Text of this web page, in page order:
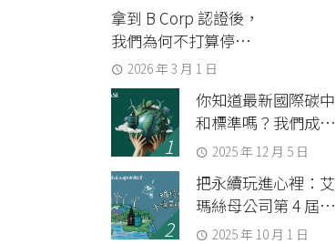
拿到 B Corp 認證後，
我們為何不打算停下
來？2026 年 3 月 1 日
你知道最新國際碳中
和標準嗎？我們成為
第一家通過 BSI 查證
牌
2025 年 12 月 5 日
把永續玩進心裡：艾
瑪絲母公司第 4 屆
SDGs 永續共識運動會
2025 年 10 月 1 日